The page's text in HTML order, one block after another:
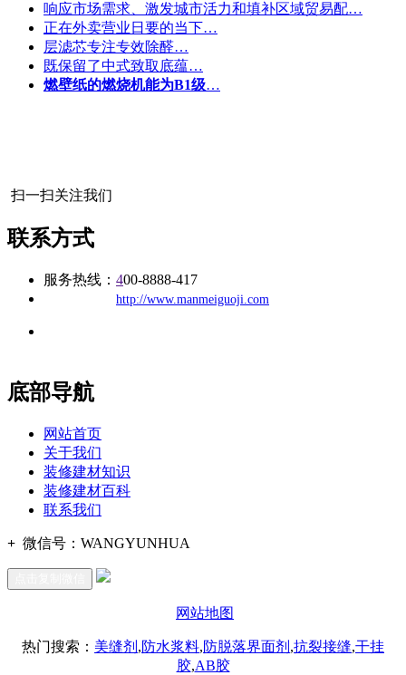
响应市场需求、激发城市活力和填补区域贸易配…
正在外卖营业日要的当下…
层滤芯专注专效除醛…
既保留了中式致取底蕴…
燃壁纸的燃烧机能为B1级…
扫一扫关注我们
联系方式
服务热线： 400-8888-417
http://www.manmeiguoji.com
底部导航
网站首页
关于我们
装修建材知识
装修建材百科
联系我们
+ 微信号： WANGYUNHUA
网站地图
热门搜索： 美缝剂 ,防水浆料,防脱落界面剂 ,抗裂接缝,干挂
胶,AB胶